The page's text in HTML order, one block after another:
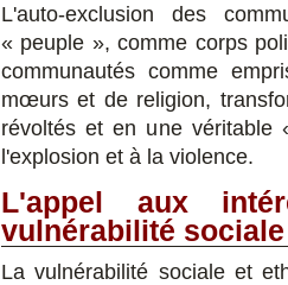
L'auto-exclusion des
« peuple », comme corps
communautés comme
mœurs et de religion,
révoltés et en une véritable
l'explosion et à la violence.
L'appel aux
vulnérabilité
La vulnérabilité sociale et